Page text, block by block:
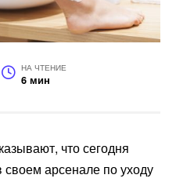
НА ЧТЕНИЕ
6 мин
что сегодня
арсенале по уходу